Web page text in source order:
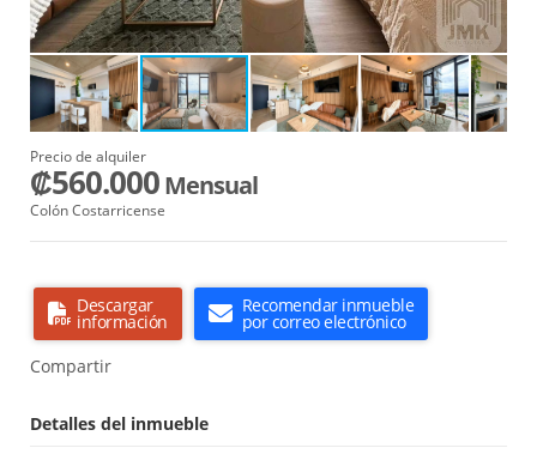
Precio de alquiler
₡560.000Mensual
Colón Costarricense
Descargar
información
Recomendar inmueble
por correo electrónico
Compartir
Detalles del inmueble